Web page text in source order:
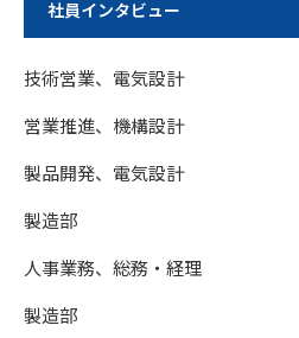
社員インタビュー
技術営業、電気設計
営業推進、機構設計
製品開発、電気設計
製造部
人事業務、総務・経理
製造部